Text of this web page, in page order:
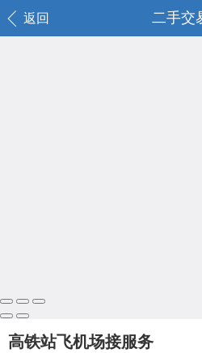
返回 二手交
高铁站飞机场接服务